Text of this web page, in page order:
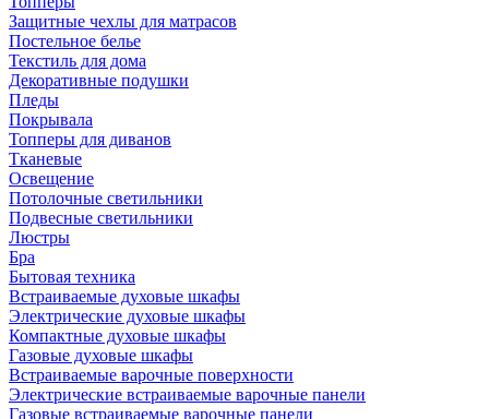
Защитные чехлы для матрасов
Постельное белье
Текстиль для дома
Декоративные подушки
Пледы
Покрывала
Топперы для диванов
Тканевые
Освещение
Потолочные светильники
Подвесные светильники
Люстры
Бра
Бытовая техника
Встраиваемые духовые шкафы
Электрические духовые шкафы
Компактные духовые шкафы
Газовые духовые шкафы
Встраиваемые варочные поверхности
Электрические встраиваемые варочные панели
Газовые встраиваемые варочные панели